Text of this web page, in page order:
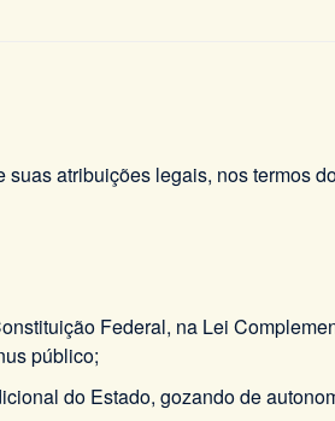
suas atribuições legais, nos termos
Federal, na Lei
público;
do Estado, gozando de